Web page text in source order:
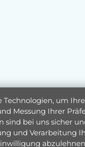
um
Messung Ihrer
sind bei uns sicher
und Verarbeitung